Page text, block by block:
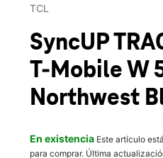
Sáb.:
1272 West Fifth Avenue
TCL
SyncUP
T-Mobile W
Northwest
En existencia Este artículo
para comprar. Última